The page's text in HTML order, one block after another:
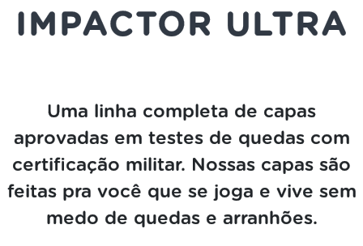
IMPACTOR ULTRA
Uma linha completa de capas
aprovadas em testes de quedas com
certificação militar. Nossas capas são
feitas pra você que se joga e vive sem
medo de quedas e arranhões.